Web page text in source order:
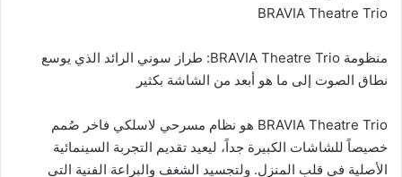
BRAVIA Theatre Trio
منظومة BRAVIA Theatre Trio: طراز سوني الرائد الذي يوسع
نطاق الصوت إلى ما هو أبعد من الشاشة بكثير
BRAVIA Theatre Trio هو نظام مسرحي لاسلكي فاخر صُمم
خصيصاً للشاشات الكبيرة جداً، ليعيد تقديم التجربة السينمائية
الأصلية في قلب المنزل. ولتجسيد الشغف والبراعة الفنية التي